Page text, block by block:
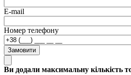
E-mail
Номер телефону
Замовити
Ви додали максимальну кількість